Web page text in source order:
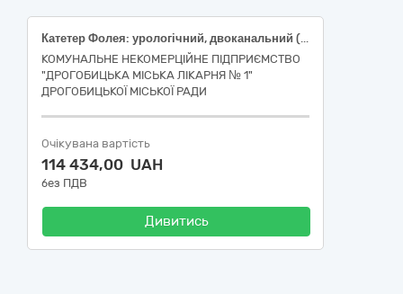
Катетер Фолея: урологічний, двоканальний (2-ходовий), розмір 22 Fr, об’єм балона 30 мл, довжина 400 мм, матеріал латекс, одноразовий, стерильний; Катетер Фолея: урологічний, двоканальний (2-ходовий), розмір 14 Fr, об’єм балона 30 мл, довжина 400 мм, матеріал латекс, одноразовий, стерильний; Катетер ентеральний живлячий одноразовий, стерильний, з мітками Fr 18; Катетер ентеральний живлячий одноразовий, стерильний, з мітками Fr 16; Катетер аспіраційний: порожнинний, Стерильний, Одноразовий, Розмір, Fr: 18.00 одиниця, Довжина: 500-600 міліметр, З вакуум-контролем великим пальцем (перехідник з двома отворами, одне з яких має заглушку); Дренаж торакальний, Fr 18, стеильний, з кольоровим кодуванням, ренгеноконтрасна смужка вздовж усієї трубки, з ПВХ, довжиною 350мм.; Дренаж торакальний, Fr 24, стеильний, з кольоровим кодуванням, ренгеноконтрасна смужка вздовж усієї трубки, з ПВХ, довжиною 350мм.
КОМУНАЛЬНЕ НЕКОМЕРЦІЙНЕ ПІДПРИЄМСТВО
"ДРОГОБИЦЬКА МІСЬКА ЛІКАРНЯ № 1"
ДРОГОБИЦЬКОЇ МІСЬКОЇ РАДИ
Очікувана вартість
114 434,00 UAH
без ПДВ
Дивитись